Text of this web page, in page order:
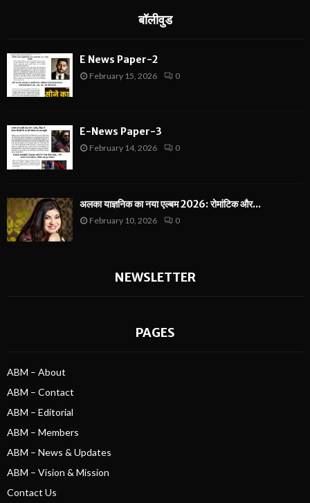
बॉलीवुड
E News Paper-2
February 15, 2026 0
E-News Paper-3
February 14, 2026 0
अलका याज्ञनिक का नया एल्बम 2026: रोमांटिक और...
February 10, 2026 0
NEWSLETTER
PAGES
ABM – About
ABM – Contact
ABM – Editorial
ABM – Members
ABM – News & Updates
ABM – Vision & Mission
Contact Us